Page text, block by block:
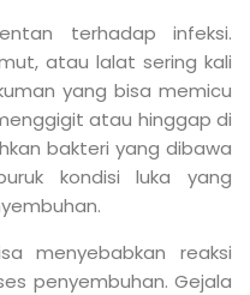
terhadap infeksi.
atau lalat sering kali
yang bisa memicu
atau hinggap di
bakteri yang dibawa
kondisi luka yang
menyebabkan reaksi
penyembuhan. Gejala